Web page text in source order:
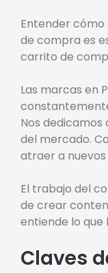
Entender cómo
de compra es
carrito de
Las marcas en
Nos
del mercado.
atraer a
El trabajo del
de crear
entiende lo que
Claves